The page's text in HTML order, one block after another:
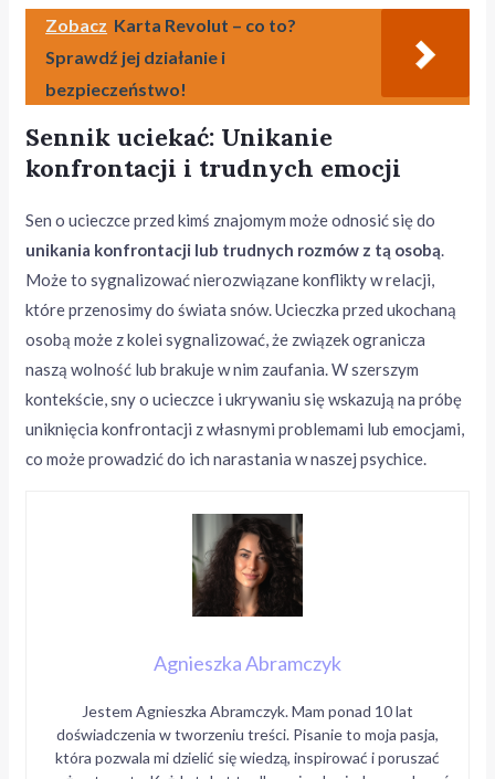
Zobacz Karta Revolut – co to?
Sprawdź jej działanie i
bezpieczeństwo!
Sennik uciekać: Unikanie
konfrontacji i trudnych emocji
Sen o ucieczce przed kimś znajomym może odnosić się do
unikania konfrontacji lub trudnych rozmów z tą osobą.
Może to sygnalizować nierozwiązane konflikty w relacji,
które przenosimy do świata snów. Ucieczka przed ukochaną
osobą może z kolei sygnalizować, że związek ogranicza
naszą wolność lub brakuje w nim zaufania. W szerszym
kontekście, sny o ucieczce i ukrywaniu się wskazują na próbę
uniknięcia konfrontacji z własnymi problemami lub emocjami,
co może prowadzić do ich narastania w naszej psychice.
Agnieszka Abramczyk
Jestem Agnieszka Abramczyk. Mam ponad 10 lat
doświadczenia w tworzeniu treści. Pisanie to moja pasja,
która pozwala mi dzielić się wiedzą, inspirować i poruszać